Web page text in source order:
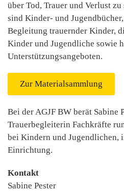
über Tod, Trauer und Verlust
sind Kinder- und
Begleitung trauernder Kinder,
Kinder und Jugendliche sowie
Unterstützungsangeboten.
Zur Materialsammlung
Bei der AGJF BW berät Sabine
Trauerbegleiterin Fachkräfte
bei Kindern und Jugendlichen,
Einrichtung.
Kontakt
Sabine Pester